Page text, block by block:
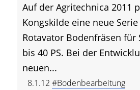
Auf der Agritechnica 2011
Kongskilde eine neue
Rotavator Bodenfräsen für
bis 40 PS. Bei der
neuen...
8.1.12 #Bodenbearbeitung